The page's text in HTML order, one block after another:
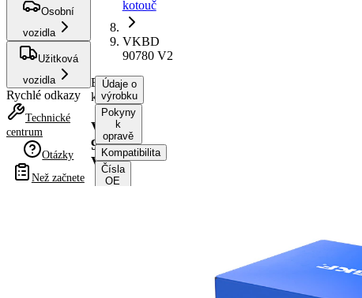
Osobní
vozidla
Užitková
vozidla
Rychlé odkazy
Technické
centrum
Otázky
Než začnete
kotouč
VKBD
90780 V2
Brzdový
kotouč
VKBD
90780
V2
Údaje o
výrobku
Pokyny
k
opravě
Kompatibilita
Čísla
OE